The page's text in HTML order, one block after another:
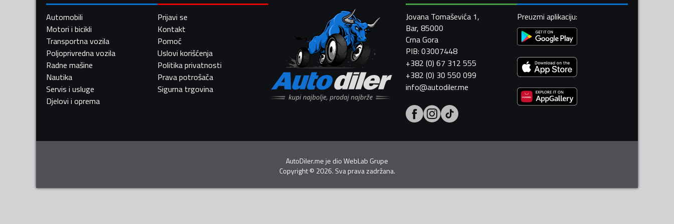
Automobili
Motori i bicikli
Transportna vozila
Poljoprivredna vozila
Radne mašine
Nautika
Servis i usluge
Djelovi i oprema
Prijavi se
Kontakt
Pomoć
Uslovi korišćenja
Politika privatnosti
Prava potrošača
Sigurna trgovina
Jovana Tomaševića 1,
Bar, 85000
Crna Gora
PIB: 03007448
+382 (0) 67 312 555
+382 (0) 30 550 099
info@autodiler.me
Preuzmi aplikaciju:
AutoDiler.me je dioWebLab Grupe
Copyright© 2026. Sva prava zadržana.